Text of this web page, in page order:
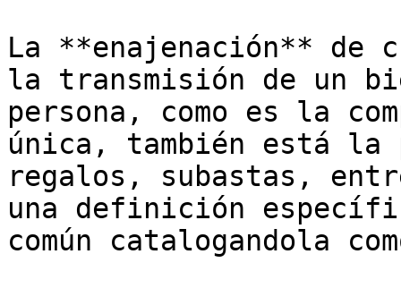
La **enajenación** de
la transmisión de un
persona, como es la
única, también está la
regalos, subastas,
una definición
común catalogandola